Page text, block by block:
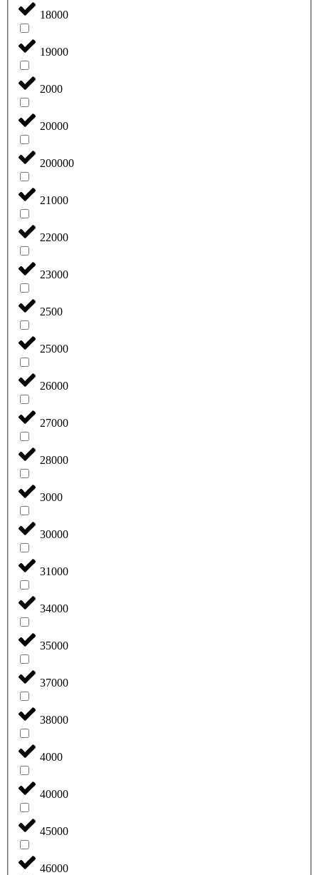
18000
19000
2000
20000
200000
21000
22000
23000
2500
25000
26000
27000
28000
3000
30000
31000
34000
35000
37000
38000
4000
40000
45000
46000